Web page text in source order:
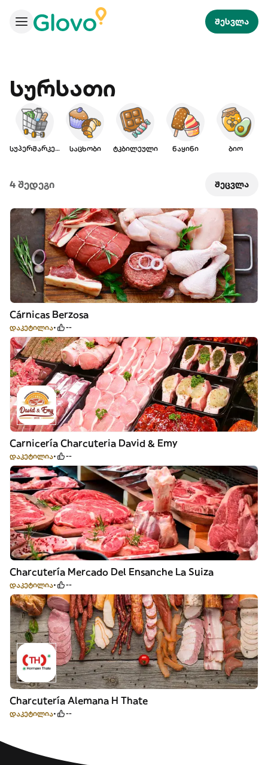
შესვლა
Სურსათი
სუპერმარკეტი საცხობი ტკბილეული ნაყინი ბიო
4 შედეგი შეცვლა
Cárnicas Berzosa
დაკეტილია --
Carnicería Charcuteria David & Emy
დაკეტილია --
Charcutería Mercado Del Ensanche La Suiza
დაკეტილია --
Charcutería Alemana H Thate
დაკეტილია --